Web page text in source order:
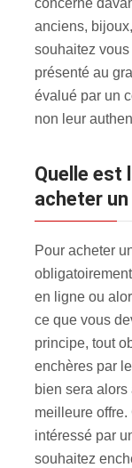
anciens,
souhaitez vous
présenté au
évalué par un
non leur
Quelle est la démarche à suivre pour
acheter
Pour acheter
en ligne ou
ce que vous
principe, tout
enchères par
bien sera
meilleure
intéressé par
souhaitez